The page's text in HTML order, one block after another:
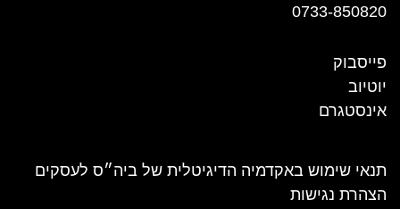
0733-850820
פייסבוק
יוטיוב
אינסטגרם
תנאי שימוש באקדמיה הדיגיטלית של ביה״ס לעסקים
הצהרת נגישות